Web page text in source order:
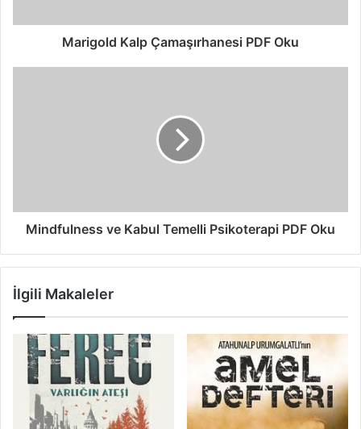
Marigold Kalp Çamaşırhanesi PDF Oku
Mindfulness ve Kabul Temelli Psikoterapi PDF Oku
İlgili Makaleler